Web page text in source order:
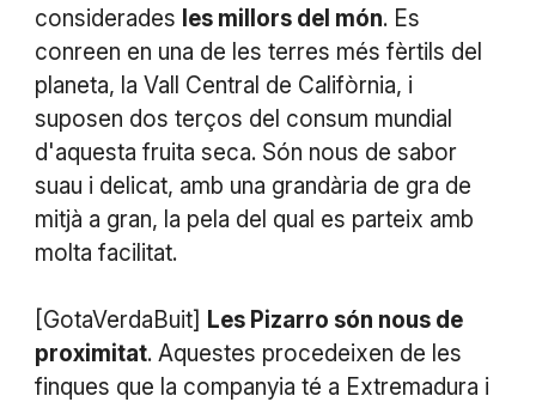
considerades les millors del món. Es
conreen en una de les terres més fèrtils del
planeta, la Vall Central de Califòrnia, i
suposen dos terços del consum mundial
d'aquesta fruita seca. Són nous de sabor
suau i delicat, amb una grandària de gra de
mitjà a gran, la pela del qual es parteix amb
molta facilitat.
[GotaVerdaBuit] Les Pizarro són nous de
proximitat. Aquestes procedeixen de les
finques que la companyia té a Extremadura i